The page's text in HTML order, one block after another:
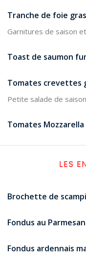
Tranche de foie gras
Garnitures de saison
Toast de saumon
Tomates crevettes
Petite salade de
Tomates Mozzarella
LES
Brochette de
Fondus au
Fondus ardennais